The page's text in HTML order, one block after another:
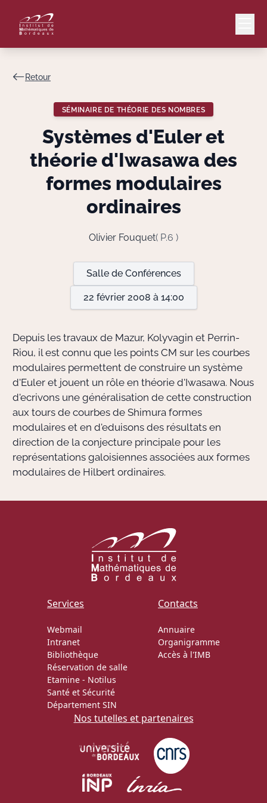
Lang
Bibliothèque
Informatique
Retour
SÉMINAIRE DE THÉORIE DES NOMBRES
Systèmes d'Euler et
théorie d'Iwasawa des
formes modulaires
ordinaires
Olivier Fouquet( P.6 )
Salle de Conférences
22 février 2008 à 14:00
Depuis les travaux de Mazur, Kolyvagin et Perrin-
Riou, il est connu que les points CM sur les courbes
modulaires permettent de construire un système
d'Euler et jouent un rôle en théorie d'Iwasawa. Nous
d'ecrivons une généralisation de cette construction
aux tours de courbes de Shimura formes
modulaires et en d'eduisons des résultats en
direction de la conjecture principale pour les
représentations galoisiennes associées aux formes
modulaires de Hilbert ordinaires.
Services
Webmail
Intranet
Bibliothèque
Réservation de salle
Etamine - Notilus
Santé et Sécurité
Département SIN
Contacts
Annuaire
Organigramme
Accès à l'IMB
Nos tutelles et partenaires